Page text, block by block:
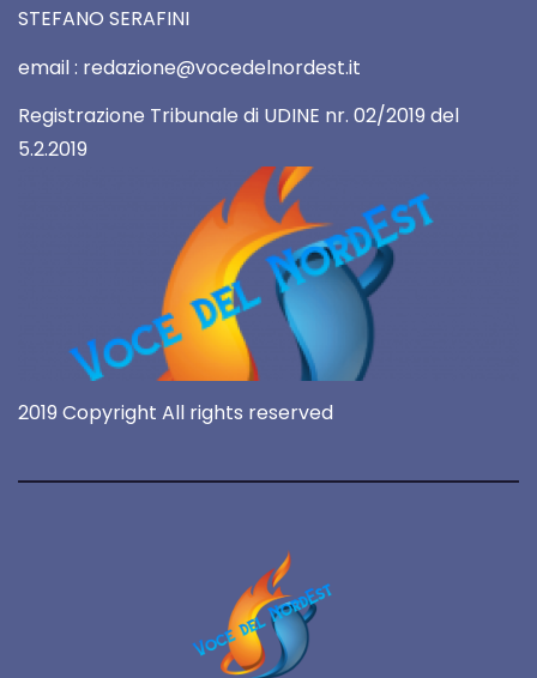
STEFANO SERAFINI
email : redazione@vocedelnordest.it
Registrazione Tribunale di UDINE nr. 02/2019 del
5.2.2019
2019 Copyright All rights reserved